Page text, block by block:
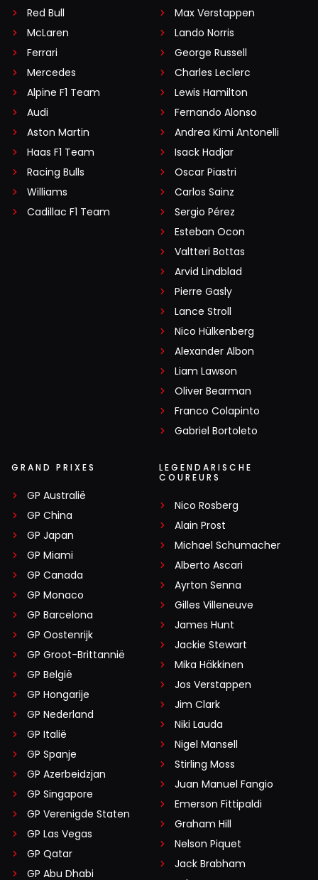
Red Bull
McLaren
Ferrari
Mercedes
Alpine F1 Team
Audi
Aston Martin
Haas F1 Team
Racing Bulls
Williams
Cadillac F1 Team
Max Verstappen
Lando Norris
George Russell
Charles Leclerc
Lewis Hamilton
Fernando Alonso
Andrea Kimi Antonelli
Isack Hadjar
Oscar Piastri
Carlos Sainz
Sergio Pérez
Esteban Ocon
Valtteri Bottas
Arvid Lindblad
Pierre Gasly
Lance Stroll
Nico Hülkenberg
Alexander Albon
Liam Lawson
Oliver Bearman
Franco Colapinto
Gabriel Bortoleto
GRAND PRIXES
GP Australië
GP China
GP Japan
GP Miami
GP Canada
GP Monaco
GP Barcelona
GP Oostenrijk
GP Groot-Brittannië
GP België
GP Hongarije
GP Nederland
GP Italië
GP Spanje
GP Azerbeidzjan
GP Singapore
GP Verenigde Staten
GP Las Vegas
GP Qatar
GP Abu Dhabi
LEGENDARISCHE
COUREURS
Nico Rosberg
Alain Prost
Michael Schumacher
Alberto Ascari
Ayrton Senna
Gilles Villeneuve
James Hunt
Jackie Stewart
Mika Häkkinen
Jos Verstappen
Jim Clark
Niki Lauda
Nigel Mansell
Stirling Moss
Juan Manuel Fangio
Emerson Fittipaldi
Graham Hill
Nelson Piquet
Jack Brabham